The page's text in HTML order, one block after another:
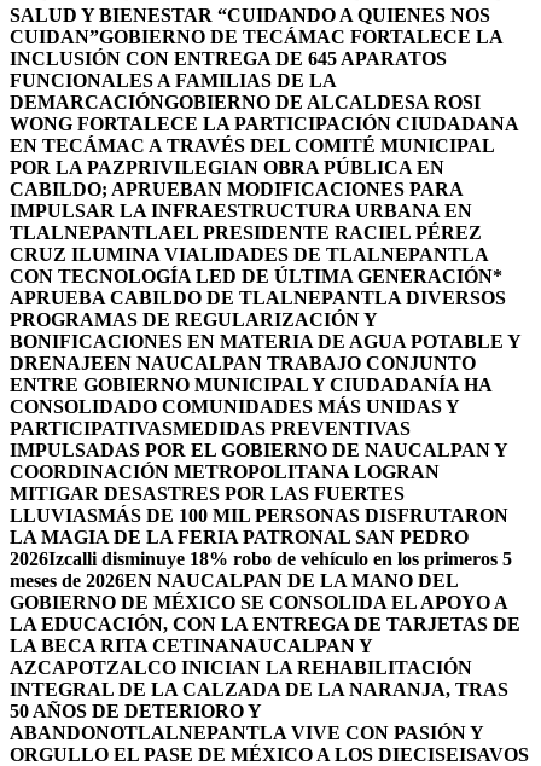
SALUD Y BIENESTAR “CUIDANDO A QUIENES NOS
CUIDAN”GOBIERNO DE TECÁMAC FORTALECE LA
INCLUSIÓN CON ENTREGA DE 645 APARATOS
FUNCIONALES A FAMILIAS DE LA
DEMARCACIÓNGOBIERNO DE ALCALDESA ROSI
WONG FORTALECE LA PARTICIPACIÓN CIUDADANA
EN TECÁMAC A TRAVÉS DEL COMITÉ MUNICIPAL
POR LA PAZPRIVILEGIAN OBRA PÚBLICA EN
CABILDO; APRUEBAN MODIFICACIONES PARA
IMPULSAR LA INFRAESTRUCTURA URBANA EN
TLALNEPANTLAEL PRESIDENTE RACIEL PÉREZ
CRUZ ILUMINA VIALIDADES DE TLALNEPANTLA
CON TECNOLOGÍA LED DE ÚLTIMA GENERACIÓN*
APRUEBA CABILDO DE TLALNEPANTLA DIVERSOS
PROGRAMAS DE REGULARIZACIÓN Y
BONIFICACIONES EN MATERIA DE AGUA POTABLE Y
DRENAJEEN NAUCALPAN TRABAJO CONJUNTO
ENTRE GOBIERNO MUNICIPAL Y CIUDADANÍA HA
CONSOLIDADO COMUNIDADES MÁS UNIDAS Y
PARTICIPATIVASMEDIDAS PREVENTIVAS
IMPULSADAS POR EL GOBIERNO DE NAUCALPAN Y
COORDINACIÓN METROPOLITANA LOGRAN
MITIGAR DESASTRES POR LAS FUERTES
LLUVIASMÁS DE 100 MIL PERSONAS DISFRUTARON
LA MAGIA DE LA FERIA PATRONAL SAN PEDRO
2026Izcalli disminuye 18% robo de vehículo en los primeros 5
meses de 2026EN NAUCALPAN DE LA MANO DEL
GOBIERNO DE MÉXICO SE CONSOLIDA EL APOYO A
LA EDUCACIÓN, CON LA ENTREGA DE TARJETAS DE
LA BECA RITA CETINANAUCALPAN Y
AZCAPOTZALCO INICIAN LA REHABILITACIÓN
INTEGRAL DE LA CALZADA DE LA NARANJA, TRAS
50 AÑOS DE DETERIORO Y
ABANDONOTLALNEPANTLA VIVE CON PASIÓN Y
ORGULLO EL PASE DE MÉXICO A LOS DIECISEISAVOS